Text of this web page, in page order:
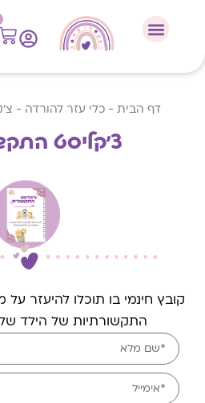
דף הבית - כלי עזר להורדה -
צ'קליסט
קובץ חינמי בו תוכלו להיעזר
התקשורתיות של הילד